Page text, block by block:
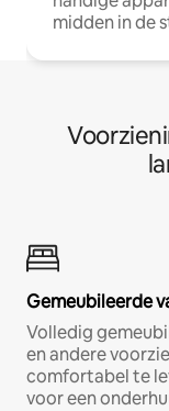
midden in de
Gemeubileerde
Volledig
en andere
comfortabel te
voor een